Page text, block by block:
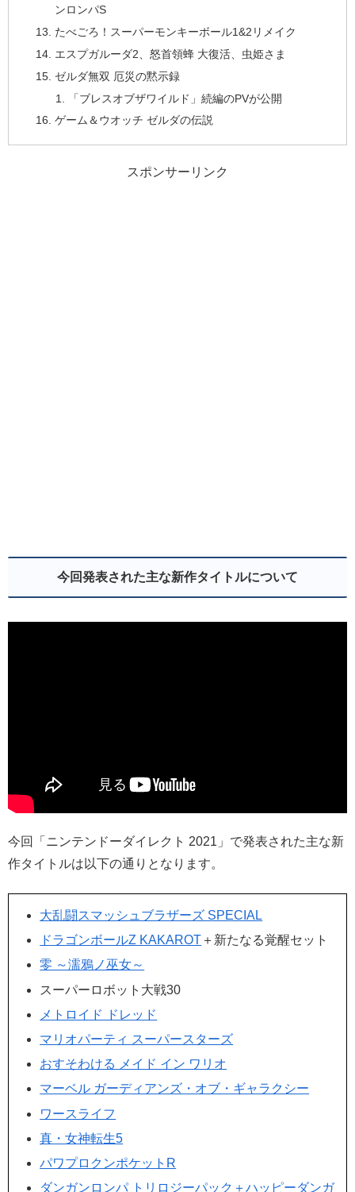
ンロンパS
たべごろ！スーパーモンキーボール1&2リメイク
エスプガルーダ2、怒首領蜂 大復活、虫姫さま
ゼルダ無双 厄災の黙示録
「ブレスオブザワイルド」続編のPVが公開
ゲーム＆ウオッチ ゼルダの伝説
スポンサーリンク
今回発表された主な新作タイトルについて
今回「ニンテンドーダイレクト 2021」で発表された主な新
作タイトルは以下の通りとなります。
大乱闘スマッシュブラザーズ SPECIAL
ドラゴンボールZ KAKAROT ＋新たなる覚醒セット
零 ～濡鴉ノ巫女～
スーパーロボット大戦30
メトロイド ドレッド
マリオパーティ スーパースターズ
おすそわける メイド イン ワリオ
マーベル ガーディアンズ・オブ・ギャラクシー
ワースライフ
真・女神転生5
パワプロクンポケットR
ダンガンロンパ トリロジーパック＋ハッピーダンガ